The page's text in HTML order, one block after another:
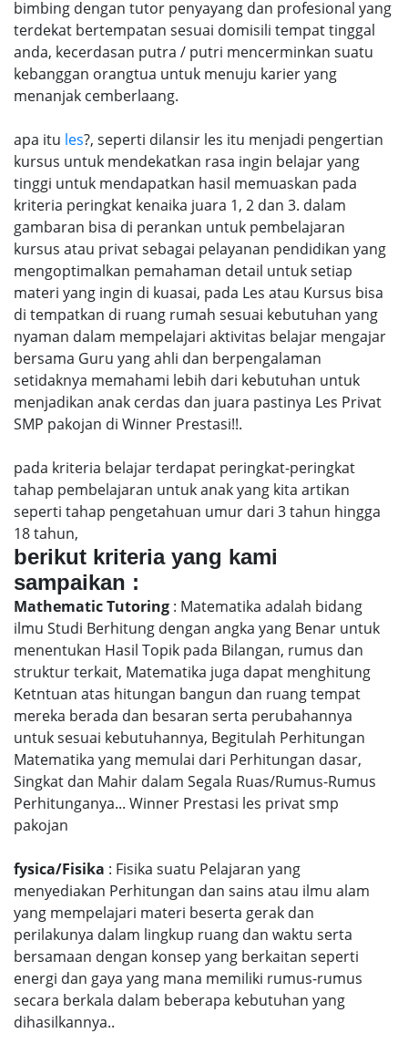
bimbing dengan tutor penyayang dan profesional yang
terdekat bertempatan sesuai domisili tempat tinggal
anda, kecerdasan putra / putri mencerminkan suatu
kebanggan orangtua untuk menuju karier yang
menanjak cemberlaang.
apa itu les?, seperti dilansir les itu menjadi pengertian
kursus untuk mendekatkan rasa ingin belajar yang
tinggi untuk mendapatkan hasil memuaskan pada
kriteria peringkat kenaika juara 1, 2 dan 3. dalam
gambaran bisa di perankan untuk pembelajaran
kursus atau privat sebagai pelayanan pendidikan yang
mengoptimalkan pemahaman detail untuk setiap
materi yang ingin di kuasai, pada Les atau Kursus bisa
di tempatkan di ruang rumah sesuai kebutuhan yang
nyaman dalam mempelajari aktivitas belajar mengajar
bersama Guru yang ahli dan berpengalaman
setidaknya memahami lebih dari kebutuhan untuk
menjadikan anak cerdas dan juara pastinya Les Privat
SMP pakojan di Winner Prestasi!!.
pada kriteria belajar terdapat peringkat-peringkat
tahap pembelajaran untuk anak yang kita artikan
seperti tahap pengetahuan umur dari 3 tahun hingga
18 tahun,
berikut kriteria yang kami
sampaikan :
Mathematic Tutoring : Matematika adalah bidang
ilmu Studi Berhitung dengan angka yang Benar untuk
menentukan Hasil Topik pada Bilangan, rumus dan
struktur terkait, Matematika juga dapat menghitung
Ketntuan atas hitungan bangun dan ruang tempat
mereka berada dan besaran serta perubahannya
untuk sesuai kebutuhannya, Begitulah Perhitungan
Matematika yang memulai dari Perhitungan dasar,
Singkat dan Mahir dalam Segala Ruas/Rumus-Rumus
Perhitunganya... Winner Prestasi les privat smp
pakojan
fysica/Fisika : Fisika suatu Pelajaran yang
menyediakan Perhitungan dan sains atau ilmu alam
yang mempelajari materi beserta gerak dan
perilakunya dalam lingkup ruang dan waktu serta
bersamaan dengan konsep yang berkaitan seperti
energi dan gaya yang mana memiliki rumus-rumus
secara berkala dalam beberapa kebutuhan yang
dihasilkannya..